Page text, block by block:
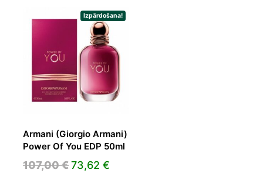
Izpārdošana!
Armani (Giorgio Armani)
Power Of You EDP 50ml
107,00€Original
73,62 €